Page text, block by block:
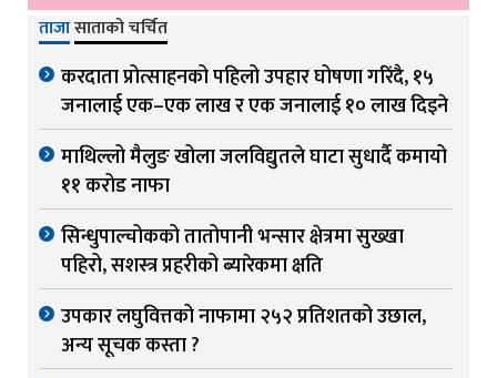
ताजासाताको चर्चित
करदाता प्रोत्साहनको पहिलो उपहार घोषणा गरिंदै, १५
जनालाई एक–एक लाख र एक जनालाई १० लाख दिइने
माथिल्लो मैलुङ खोला जलविद्युतले घाटा सुधार्दै कमायो
११ करोड नाफा
सिन्धुपाल्चोकको तातोपानी भन्सार क्षेत्रमा सुख्खा
पहिरो, सशस्त्र प्रहरीको ब्यारेकमा क्षति
उपकार लघुवित्तको नाफामा २५२ प्रतिशतको उछाल,
अन्य सूचक कस्ता ?